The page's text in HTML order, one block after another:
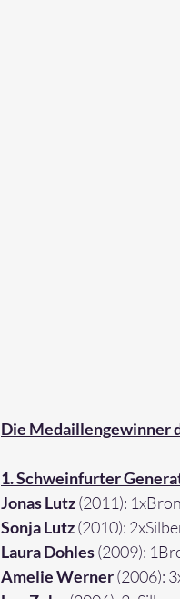
Die Medaillengewinner
1. Schweinfurter
Jonas Lutz (2011):
Sonja Lutz (2010):
Laura Dohles (2009):
Amelie Werner (2006):